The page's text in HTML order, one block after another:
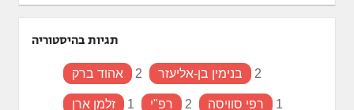
תגיות בהיסטוריה
אהוד ברק 2 בנימין בן-אליעזר 2
זלמן ארן 1 רפ"י 2 רפי סוויסה 1